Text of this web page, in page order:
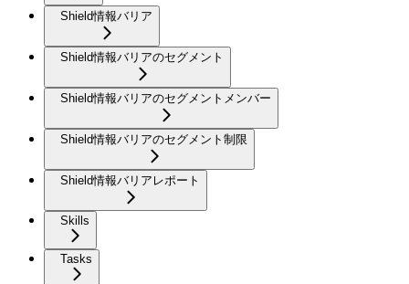
Shield情報バリア
Shield情報バリアのセグメント
Shield情報バリアのセグメントメンバー
Shield情報バリアのセグメント制限
Shield情報バリアレポート
Skills
Tasks